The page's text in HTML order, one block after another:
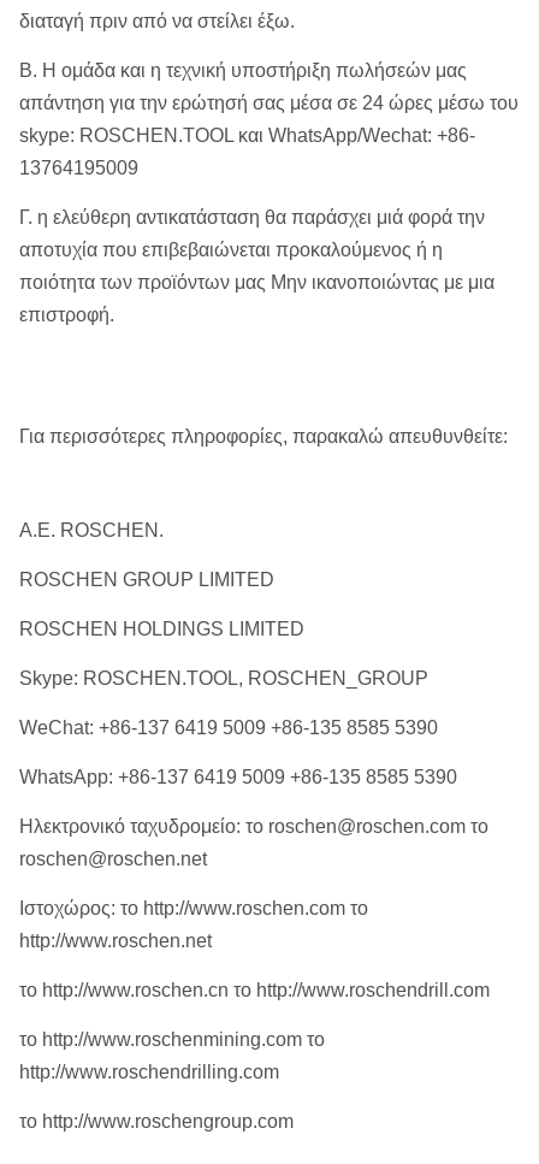
διαταγή πριν από να στείλει έξω.
Β. Η ομάδα και η τεχνική υποστήριξη πωλήσεών μας
απάντηση για την ερώτησή σας μέσα σε 24 ώρες μέσω του
skype: ROSCHEN.TOOL και WhatsApp/Wechat: +86-
13764195009
Γ. η ελεύθερη αντικατάσταση θα παράσχει μιά φορά την
αποτυχία που επιβεβαιώνεται προκαλούμενος ή η
ποιότητα των προϊόντων μας Μην ικανοποιώντας με μια
επιστροφή.
Για περισσότερες πληροφορίες, παρακαλώ απευθυνθείτε:
Α.Ε. ROSCHEN.
ROSCHEN GROUP LIMITED
ROSCHEN HOLDINGS LIMITED
Skype: ROSCHEN.TOOL, ROSCHEN_GROUP
WeChat: +86-137 6419 5009 +86-135 8585 5390
WhatsApp: +86-137 6419 5009 +86-135 8585 5390
Ηλεκτρονικό ταχυδρομείο: το roschen@roschen.com το
roschen@roschen.net
Ιστοχώρος: το http://www.roschen.com το
http://www.roschen.net
το http://www.roschen.cn το http://www.roschendrill.com
το http://www.roschenmining.com το
http://www.roschendrilling.com
το http://www.roschengroup.com